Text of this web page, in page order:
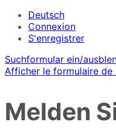
Deutsch
Connexion
S'enregistrer
Suchformular ein/
Afficher le formulaire de
Melden